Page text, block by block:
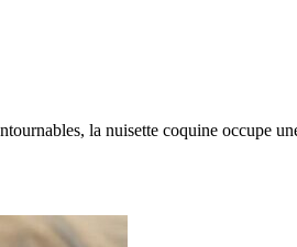
la nuisette coquine occupe